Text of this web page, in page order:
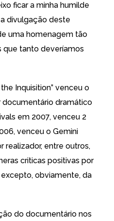
ficar a minha humilde
divulgação deste
uma homenagem tão
que tanto deveríamos
Inquisition” venceu o
dramático
em 2007, venceu 2
venceu o Gemini
realizador, entre outros,
criticas positivas por
obviamente, da
do documentário nos